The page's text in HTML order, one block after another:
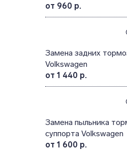
от 960 р.
Замена задних
Volkswagen
от 1 440 р.
Замена пыльника
суппорта Volkswagen
от 1 600 р.